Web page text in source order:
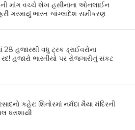
માંગ વચ્ચે શેખ હસીનાના ઓનલાઈન
ગરમાયું ભારત-બાંગ્લાદેશ સમીકરણ
28 હજારથી વધુ ટ્રક ડ્રાઈવરોના
હજારો ભારતીયો પર રોજગારીનું સંકટ
કહેર: શિનોરમાં નર્મદા મૈયા મંદિરની
ધરાશાયી